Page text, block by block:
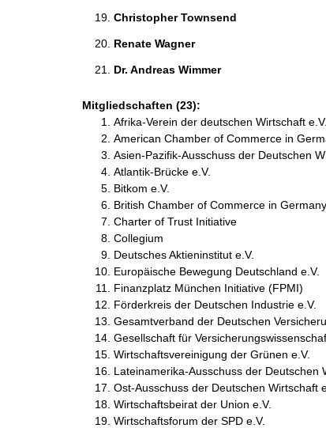
Christopher Townsend
Renate Wagner
Dr. Andreas Wimmer
Mitgliedschaften (23):
Afrika-Verein der deutschen Wirtschaft
American Chamber of Commerce in
Asien-Pazifik-Ausschuss der Deutschen
Atlantik-Brücke e.V.
Bitkom e.V.
British Chamber of Commerce in
Charter of Trust Initiative
Collegium
Deutsches Aktieninstitut e.V.
Europäische Bewegung Deutschland e.V.
Finanzplatz München Initiative (FPMI)
Förderkreis der Deutschen Industrie e.V.
Gesamtverband der Deutschen
Gesellschaft für
Wirtschaftsvereinigung der Grünen e.V.
Lateinamerika-Ausschuss der Deutschen
Ost-Ausschuss der Deutschen Wirtschaft
Wirtschaftsbeirat der Union e.V.
Wirtschaftsforum der SPD e.V.